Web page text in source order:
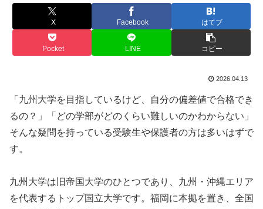
X Facebook はてブ
Pocket LINE コピー
2026.04.13
「九州大学を目指しているけど、自分の偏差値で合格でき
るの？」「どの学部がどのくらい難しいのかわからない」
そんな疑問を持っている受験生や保護者の方は多いはずで
す。
九州大学は旧帝国大学のひとつであり、九州・沖縄エリア
を代表するトップ国立大学です。福岡に本拠を置き、全国